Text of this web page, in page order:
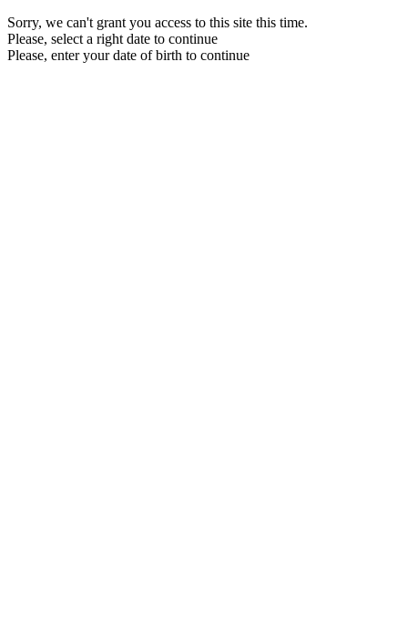
Sorry, we can't grant you access to this site this time.
Please, select a right date to continue
Please, enter your date of birth to continue